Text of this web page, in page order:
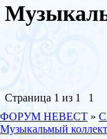
Страница 1 из 1
1
ФОРУМ НЕВЕСТ »
Музыкальмый